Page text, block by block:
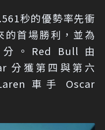
秒的優勢率先衝
的首場勝利，並為
。Red Bull 由
分獲第四與第六
車手 Oscar